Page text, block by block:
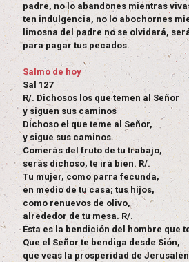
padre, no lo abandones mientras
ten indulgencia, no lo abochornes
limosna del padre no se olvidará,
para pagar tus pecados.
Salmo de hoy
Sal 127
R/. Dichosos los que temen al Señor
y siguen sus caminos
Dichoso el que teme al Señor,
y sigue sus caminos.
Comerás del fruto de tu trabajo,
serás dichoso, te irá bien. R/.
Tu mujer, como parra fecunda,
en medio de tu casa; tus hijos,
como renuevos de olivo,
alrededor de tu mesa. R/.
Ésta es la bendición del hombre que
Que el Señor te bendiga desde Sión,
que veas la prosperidad de Jerusalén